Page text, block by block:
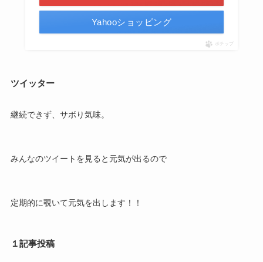
Yahooショッピング
ポチップ
ツイッター
継続できず、サボり気味。
みんなのツイートを見ると元気が出るので
定期的に覗いて元気を出します！！
１記事投稿